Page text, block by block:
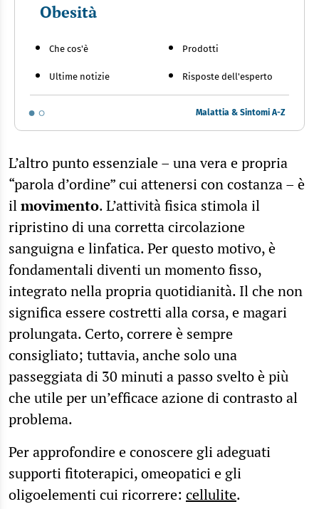
Obesità
Che cos'è
Ultime notizie
Prodotti
Risposte dell'esperto
Malattia & Sintomi A-Z
L’altro punto essenziale – una vera e propria
“parola d’ordine” cui attenersi con costanza – è
ilmovimento. L’attività fisica stimola il
ripristino di una corretta circolazione
sanguigna e linfatica. Per questo motivo, è
fondamentali diventi un momento fisso,
integrato nella propria quotidianità. Il che non
significa essere costretti alla corsa, e magari
prolungata. Certo, correre è sempre
consigliato; tuttavia, anche solo una
passeggiata di 30 minuti a passo svelto è più
che utile per un’efficace azione di contrasto al
problema.
Per approfondire e conoscere gli adeguati
supporti fitoterapici, omeopatici e gli
oligoelementi cui ricorrere: cellulite.